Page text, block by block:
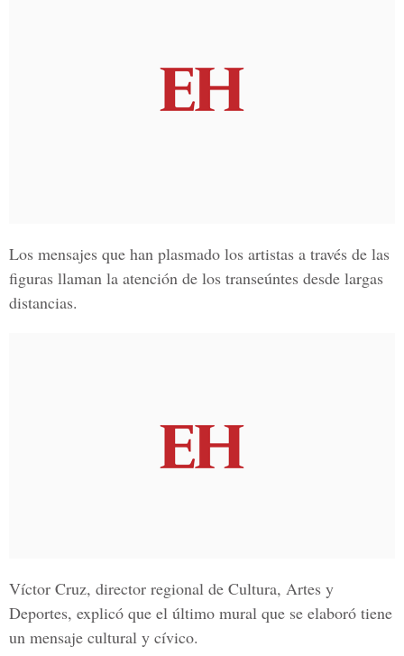
Los mensajes que han plasmado los artistas a través de las
figuras llaman la atención de los transeúntes desde largas
distancias.
Víctor Cruz, director regional de Cultura, Artes y
Deportes, explicó que el último mural que se elaboró tiene
un mensaje cultural y cívico.